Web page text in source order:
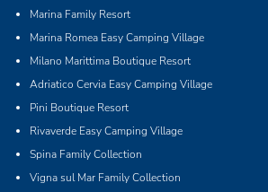
Marina Family Resort
Marina Romea Easy Camping Village
Milano Marittima Boutique Resort
Adriatico Cervia Easy Camping Village
Pini Boutique Resort
Rivaverde Easy Camping Village
Spina Family Collection
Vigna sul Mar Family Collection